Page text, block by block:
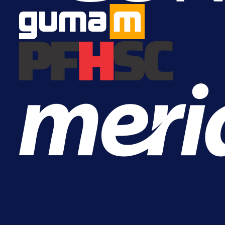
Počinje Premijer liga BiH: Pronađi
specijale i iskoristi jedinstvenu
ponudu
9 h 36 min
Šta je Barbarez htio poručiti?
Njegova objava dolazi u veoma
zanimljivom trenutku!